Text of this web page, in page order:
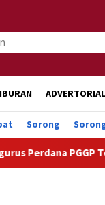
ADVERTORIAL
Sorong
Teluk Wondama